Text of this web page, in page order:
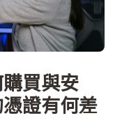
買與安
證有何差